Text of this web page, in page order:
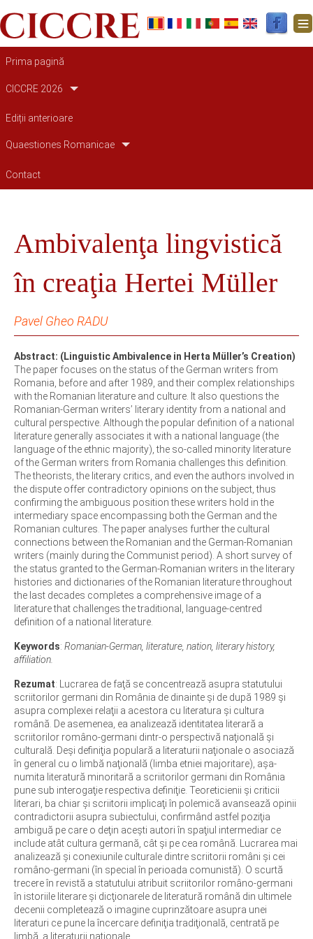
Main navigation
Prima pagină
CICCRE 2026
Ediții anterioare
Quaestiones Romanicae
Contact
Ambivalenţa lingvistică
în creaţia Hertei Müller
Pavel Gheo RADU
Abstract: (Linguistic Ambivalence in Herta Müller’s Creation)
The paper focuses on the status of the German writers from
Romania, before and after 1989, and their complex relationships
with the Romanian literature and culture. It also questions the
Romanian-German writers’ literary identity from a national and
cultural perspective. Although the popular definition of a national
literature generally associates it with a national language (the
language of the ethnic majority), the so-called minority literature
of the German writers from Romania challenges this definition.
The theorists, the literary critics, and even the authors involved in
the dispute offer contradictory opinions on the subject, thus
confirming the ambiguous position these writers hold in the
intermediary space encompassing both the German and the
Romanian cultures. The paper analyses further the cultural
connections between the Romanian and the German-Romanian
writers (mainly during the Communist period). A short survey of
the status granted to the German-Romanian writers in the literary
histories and dictionaries of the Romanian literature throughout
the last decades completes a comprehensive image of a
literature that challenges the traditional, language-centred
definition of a national literature.
Keywords: Romanian-German, literature, nation, literary history,
affiliation.
Rezumat: Lucrarea de faţă se concentrează asupra statutului
scriitorilor germani din România de dinainte şi de după 1989 şi
asupra complexei relaţii a acestora cu literatura şi cultura
română. De asemenea, ea analizează identitatea literară a
scriitorilor româno-germani dintr-o perspectivă naţională şi
culturală. Deşi definiţia populară a literaturii naţionale o asociază
în general cu o limbă naţională (limba etniei majoritare), aşa-
numita literatură minoritară a scriitorilor germani din România
pune sub interogaţie respectiva definiţie. Teoreticienii şi criticii
literari, ba chiar şi scriitorii implicaţi în polemică avansează opinii
contradictorii asupra subiectului, confirmând astfel poziţia
ambiguă pe care o deţin aceşti autori în spaţiul intermediar ce
include atât cultura germană, cât şi pe cea română. Lucrarea mai
analizează şi conexiunile culturale dintre scriitorii români şi cei
româno-germani (în special în perioada comunistă). O scurtă
trecere în revistă a statutului atribuit scriitorilor româno-germani
în istoriile literare şi dicţionarele de literatură română din ultimele
decenii completează o imagine cuprinzătoare asupra unei
literaturi ce pune la încercare definiţia tradiţională, centrată pe
limbă, a literaturii naţionale.